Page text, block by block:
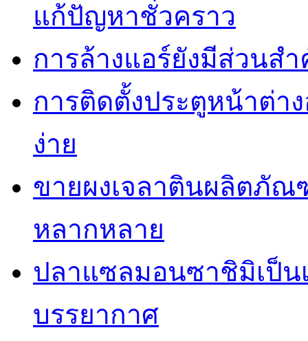
แก้ปัญหาชั่วคราว
การล้างแอร์ยังมีส่วน
การติดตั้งประตูหน้าต่า
ง่าย
ขายผงเจลาตินผลิตภั
หลากหลาย
ปลาแซลมอนซาชิมิเป็น
บรรยากาศ